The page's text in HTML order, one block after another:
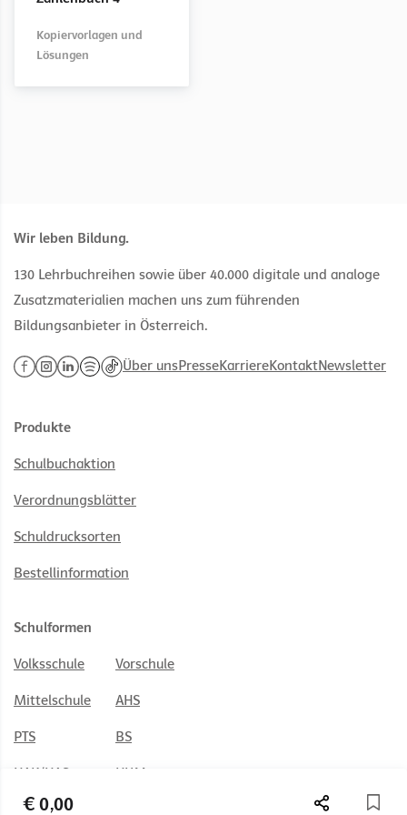
€ 0,00
Kopiervorlagen und
Lösungen
(Klassensatz)
LehrerInnenexemplar
Wir leben Bildung.
130 Lehrbuchreihen sowie über 40.000 digitale und analoge
Zusatzmaterialien machen uns zum führenden
Bildungsanbieter in Österreich.
Über unsPresseKarriereKontaktNewsletter
Produkte
Schulbuchaktion
Verordnungsblätter
Schuldrucksorten
Bestellinformation
Schulformen
Volksschule Vorschule
Mittelschule AHS
PTS BS
HAK/HAS HUM
HTL